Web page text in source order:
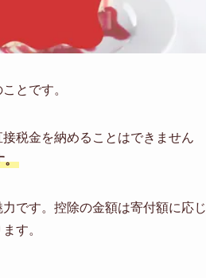
とです。
税金を納めることはできません
。
です。控除の金額は寄付額に応じ
す。